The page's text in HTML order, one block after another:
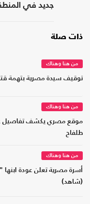
جديد في
ذات صلة
من هنا وهناك
توقيف سيدة مصرية بتهمة قتل
من هنا وهناك
موقع مصري يكشف تفاصيل عن
طلفاح
من هنا وهناك
أسرة مصرية تعلن عودة ابنها
(شاهد)